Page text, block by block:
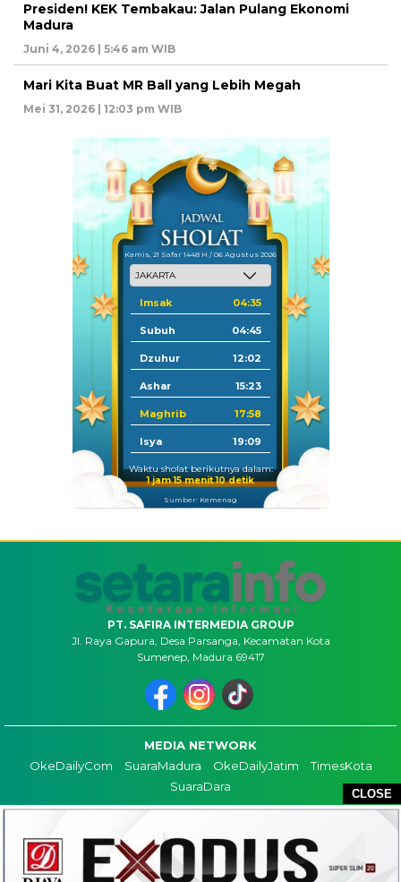
CLOSE
Presiden! KEK Tembakau: Jalan Pulang Ekonomi
Madura
Juni 4, 2026 | 5:46 am WIB
Mari Kita Buat MR Ball yang Lebih Megah
Mei 31, 2026 | 12:03 pm WIB
Kamis, 21 Safar 1448 H / 06 Agustus 2026
Imsak 04:35
Subuh 04:45
Dzuhur 12:02
Ashar 15:23
Maghrib 17:58
Isya 19:09
Waktu sholat berikutnya dalam:
1 jam 15 menit 10 detik
Sumber: Kemenag
PT. SAFIRA INTERMEDIA GROUP
Jl. Raya Gapura, Desa Parsanga, Kecamatan Kota
Sumenep, Madura 69417
MEDIA NETWORK
OkeDailyCom
SuaraMadura OkeDailyJatim
TimesKota
SuaraDara
COPYRIGHT ©2026 SETARAINFO - ALL RIGHTS RESERVED